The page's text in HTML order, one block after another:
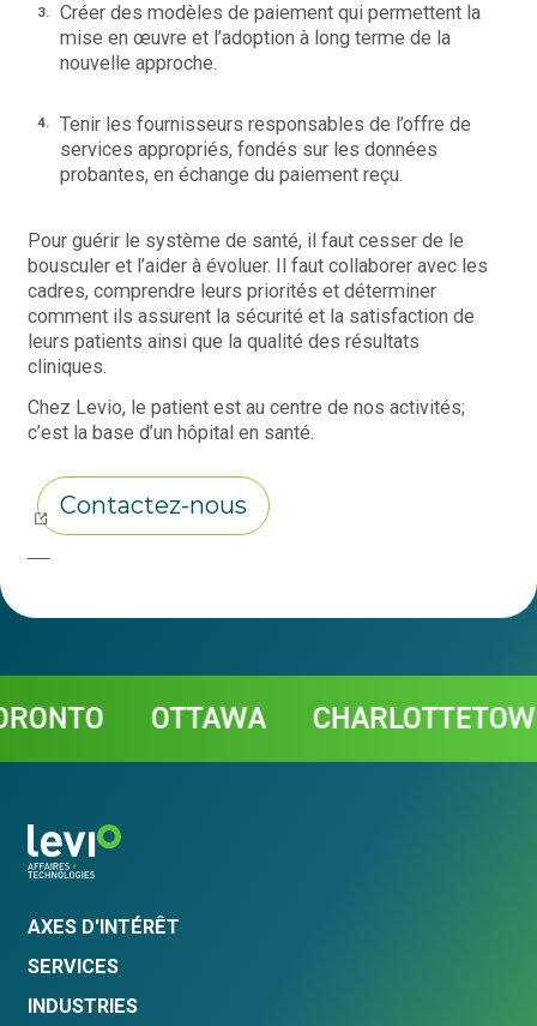
Créer des modèles de paiement qui permettent la
mise en œuvre et l’adoption à long terme de la
nouvelle approche.
Tenir les fournisseurs responsables de l’offre de
services appropriés, fondés sur les données
probantes, en échange du paiement reçu.
Pour guérir le système de santé, il faut cesser de le
bousculer et l’aider à évoluer. Il faut collaborer avec les
cadres, comprendre leurs priorités et déterminer
comment ils assurent la sécurité et la satisfaction de
leurs patients ainsi que la qualité des résultats
cliniques.
Chez Levio, le patient est au centre de nos activités;
c’est la base d’un hôpital en santé.
OTTAWA CHARLOTTETOWN
AXES D'INTÉRÊT
SERVICES
INDUSTRIES